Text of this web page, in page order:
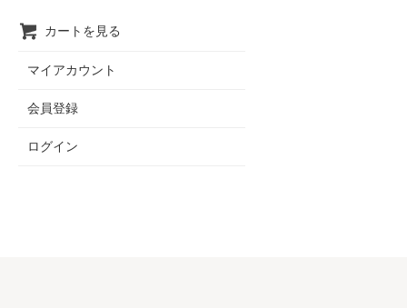
カートを見る
マイアカウント
会員登録
ログイン